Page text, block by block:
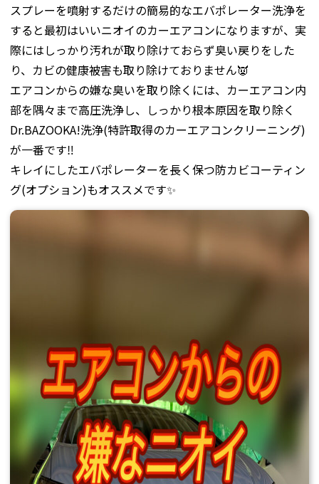
スプレーを噴射するだけの簡易的なエバポレーター洗浄を
すると最初はいいニオイのカーエアコンになりますが、実
際にはしっかり汚れが取り除けておらず臭い戻りをした
り、カビの健康被害も取り除けておりません👿
エアコンからの嫌な臭いを取り除くには、カーエアコン内
部を隅々まで高圧洗浄し、しっかり根本原因を取り除く
Dr.BAZOOKA!洗浄(特許取得のカーエアコンクリーニング)
が一番です‼️
キレイにしたエバポレーターを長く保つ防カビコーティン
グ(オプション)もオススメです✨